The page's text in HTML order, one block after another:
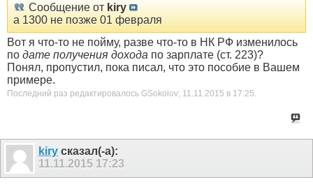
Сообщение от kiry
а 1300 не позже 01 февраля
Вот я что-то не пойму, разве что-то в НК РФ изменилось
по дате получения дохода по зарплате (ст. 223)?
Понял, пропустил, пока писал, что это пособие в Вашем
примере.
Последний раз редактировалось GSokolov; 11.11.2015 в 17:25.
kiry сказал(-а):
11.11.2015 17:23